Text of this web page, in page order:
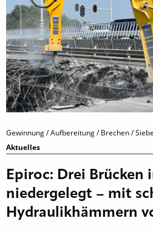
Gewinnung / Aufbereitung / Brechen /
Aktuelles
Epiroc: Drei Brücken
niedergelegt – mit
Hydraulikhämmern